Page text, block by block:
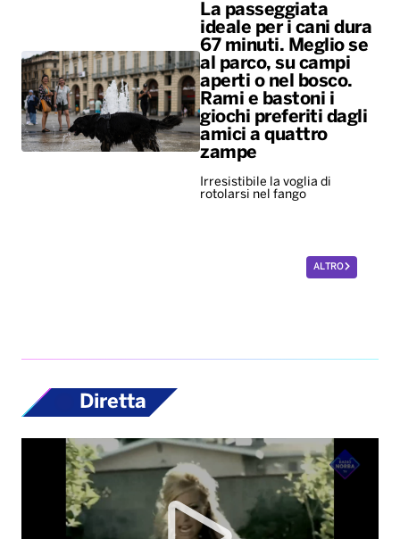
La passeggiata
ideale per i cani dura
67 minuti. Meglio se
al parco, su campi
aperti o nel bosco.
Rami e bastoni i
giochi preferiti dagli
amici a quattro
zampe
Irresistibile la voglia di
rotolarsi nel fango
ALTRO
Diretta